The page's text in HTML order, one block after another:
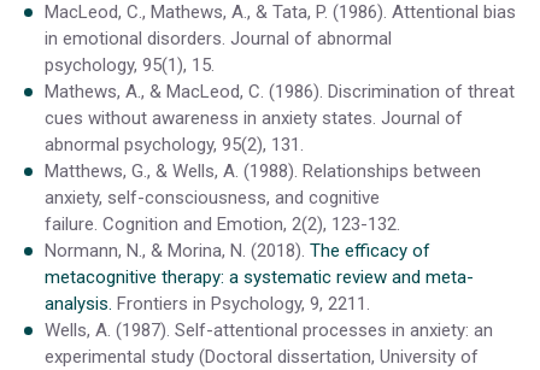
MacLeod, C., Mathews, A., & Tata, P. (1986). Attentional bias
in emotional disorders. Journal of abnormal
psychology, 95(1), 15.
Mathews, A., & MacLeod, C. (1986). Discrimination of threat
cues without awareness in anxiety states. Journal of
abnormal psychology, 95(2), 131.
Matthews, G., & Wells, A. (1988). Relationships between
anxiety, self-consciousness, and cognitive
failure. Cognition and Emotion, 2(2), 123-132.
Normann, N., & Morina, N. (2018). The efficacy of
metacognitive therapy: a systematic review and meta-
analysis. Frontiers in Psychology, 9, 2211.
Wells, A. (1987). Self-attentional processes in anxiety: an
experimental study (Doctoral dissertation, University of